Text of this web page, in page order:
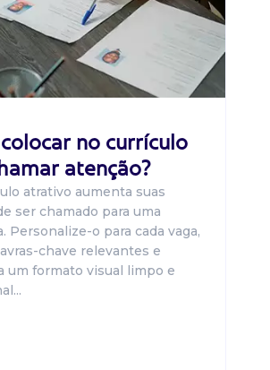
no currículo
atenção?
atrativo aumenta suas
ser chamado para uma
Personalize-o para cada vaga,
chave relevantes e
um formato visual limpo e